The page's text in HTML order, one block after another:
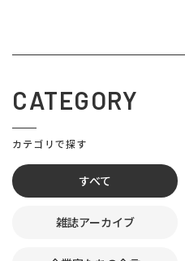
CATEGORY
カテゴリで探す
すべて
雑誌アーカイブ